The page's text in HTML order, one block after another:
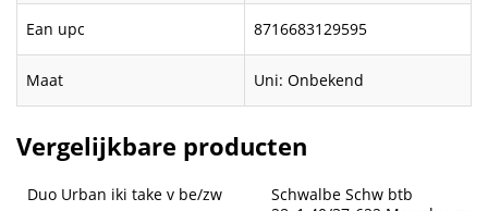
Ean upc 8716683129595
Maat Uni: Onbekend
Vergelijkbare producten
Duo Urban iki take v be/zw
Schwalbe Schw btb